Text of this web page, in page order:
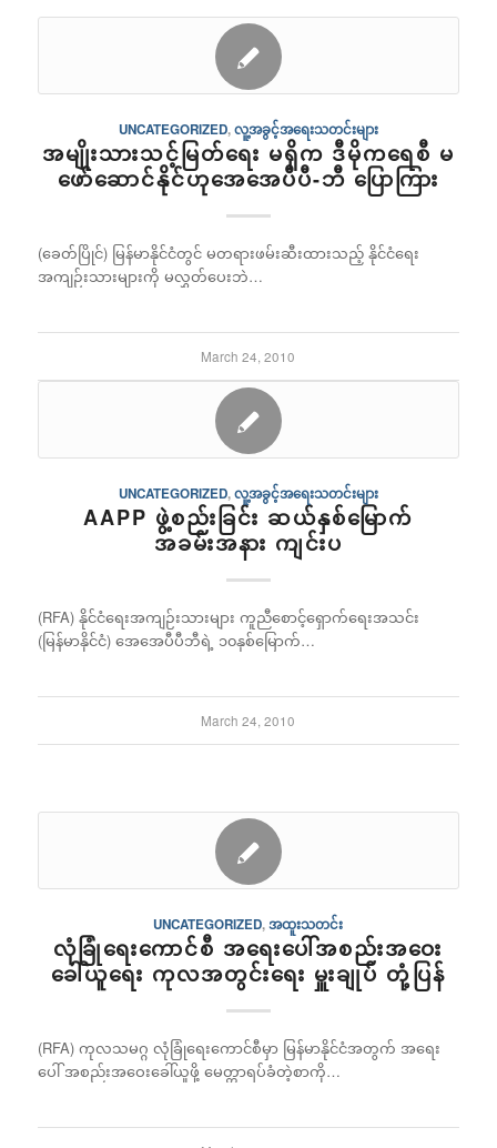
UNCATEGORIZED,လူ့အခွင့်အရေးသတင်းများ
အမျိုးသားသင့်မြတ်ရေး မရှိက ဒီမိုကရေစီ မ
ဖော်ဆောင်နိုင်ဟုအေအေပီပီ-ဘီ ပြောကြား
(ခေတ်ပြိုင်) မြန်မာနိုင်ငံတွင် မတရားဖမ်းဆီးထားသည့် နိုင်ငံရေး
အကျဉ်းသားများကို မလွှတ်ပေးဘဲ…
March 24, 2010
UNCATEGORIZED,လူ့အခွင့်အရေးသတင်းများ
AAPP ဖွဲ့စည်းခြင်း ဆယ်နှစ်မြောက်
အခမ်းအနား ကျင်းပ
(RFA) နိုင်ငံရေးအကျဉ်းသားများ ကူညီစောင့်ရှောက်ရေးအသင်း
(မြန်မာနိုင်ငံ) အေအေပီပီဘီရဲ့ ၁၀နှစ်မြောက်…
March 24, 2010
UNCATEGORIZED,အထူးသတင်း
လုံခြုံရေးကောင်စီ အရေးပေါ်အစည်းအဝေး
ခေါ်ယူရေး ကုလအတွင်းရေး မှူးချုပ် တုံ့ပြန်
(RFA) ကုလသမဂ္ဂ လုံခြုံရေးကောင်စီမှာ မြန်မာနိုင်ငံအတွက် အရေး
ပေါ် အစည်းအဝေးခေါ်ယူဖို့ မေတ္တာရပ်ခံတဲ့စာကို…